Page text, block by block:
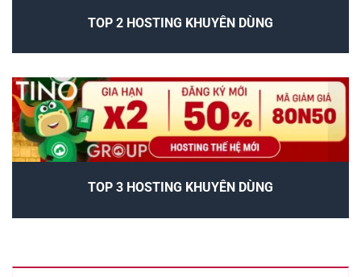
TOP 2 HOSTING KHUYÊN DÙNG
TOP 3 HOSTING KHUYÊN DÙNG